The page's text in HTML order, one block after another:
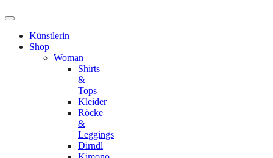
Künstlerin
Shop
Woman
Shirts
&
Tops
Kleider
Röcke
&
Leggings
Dirndl